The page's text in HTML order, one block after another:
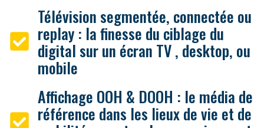
Télévision segmentée, connectée ou
replay : la finesse du ciblage du
digital sur un écran TV , desktop, ou
mobile
Affichage OOH & DOOH : le média de
référence dans les lieux de vie et de